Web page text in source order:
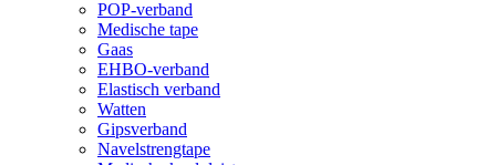
POP-verband
Medische tape
Gaas
EHBO-verband
Elastisch verband
Watten
Gipsverband
Navelstrengtape